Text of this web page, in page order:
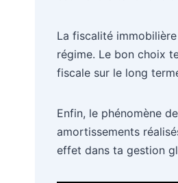
La fiscalité
régime. Le bon choix
fiscale sur le long
Enfin, le phénomène
amortissements
effet dans ta gestion